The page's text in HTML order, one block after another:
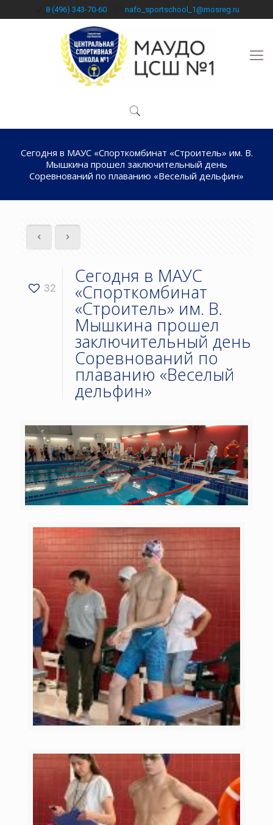
8 (496) 343-70-60 nafo_sportschool_1@mosreg.ru
Сегодня в МАУС «Спорткомбинат «Строитель» им. В.
Мышкина прошел заключительный день
Соревнований по плаванию «Веселый дельфин»
32
Сегодня в МАУС
«Спорткомбинат
«Строитель» им. В.
Мышкина прошел
заключительный день
Соревнований по
плаванию «Веселый
дельфин»